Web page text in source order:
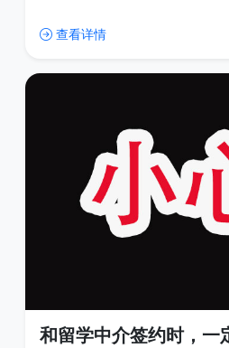
查看详情
和留学中介签约时，一